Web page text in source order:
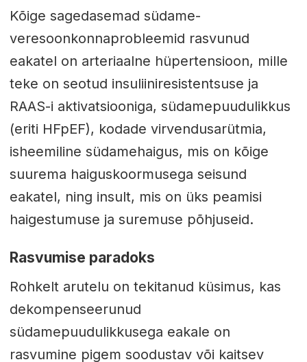
Kõige sagedasemad südame-
veresoonkonnaprobleemid rasvunud
eakatel on arteriaalne hüpertensioon, mille
teke on seotud insuliiniresistentsuse ja
RAAS-i aktivatsiooniga, südamepuudulikkus
(eriti HFpEF), kodade virvendusarütmia,
isheemiline südamehaigus, mis on kõige
suurema haiguskoormusega seisund
eakatel, ning insult, mis on üks peamisi
haigestumuse ja suremuse põhjuseid.
Rasvumise paradoks
Rohkelt arutelu on tekitanud küsimus, kas
dekompenseerunud
südamepuudulikkusega eakale on
rasvumine pigem soodustav või kaitsev